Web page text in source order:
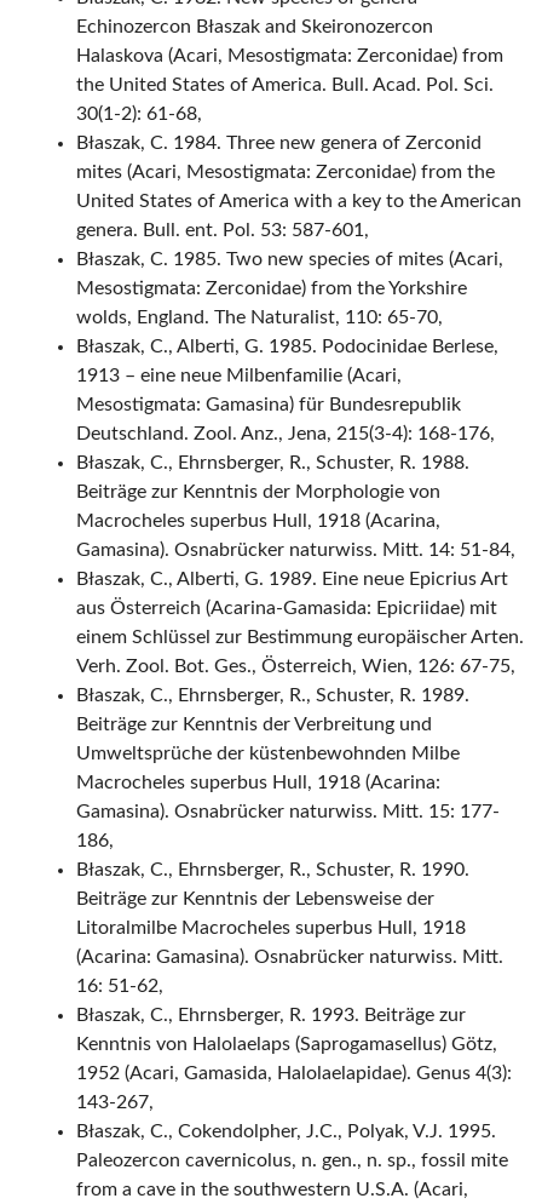
Echinozercon Błaszak and Skeironozercon
Halaskova (Acari, Mesostigmata: Zerconidae) from
the United States of America. Bull. Acad. Pol. Sci.
30(1-2): 61-68,
Błaszak, C. 1984. Three new genera of Zerconid
mites (Acari, Mesostigmata: Zerconidae) from the
United States of America with a key to the American
genera. Bull. ent. Pol. 53: 587-601,
Błaszak, C. 1985. Two new species of mites (Acari,
Mesostigmata: Zerconidae) from the Yorkshire
wolds, England. The Naturalist, 110: 65-70,
Błaszak, C., Alberti, G. 1985. Podocinidae Berlese,
1913 – eine neue Milbenfamilie (Acari,
Mesostigmata: Gamasina) für Bundesrepublik
Deutschland. Zool. Anz., Jena, 215(3-4): 168-176,
Błaszak, C., Ehrnsberger, R., Schuster, R. 1988.
Beiträge zur Kenntnis der Morphologie von
Macrocheles superbus Hull, 1918 (Acarina,
Gamasina). Osnabrücker naturwiss. Mitt. 14: 51-84,
Błaszak, C., Alberti, G. 1989. Eine neue Epicrius Art
aus Österreich (Acarina-Gamasida: Epicriidae) mit
einem Schlüssel zur Bestimmung europäischer Arten.
Verh. Zool. Bot. Ges., Österreich, Wien, 126: 67-75,
Błaszak, C., Ehrnsberger, R., Schuster, R. 1989.
Beiträge zur Kenntnis der Verbreitung und
Umweltsprüche der küstenbewohnden Milbe
Macrocheles superbus Hull, 1918 (Acarina:
Gamasina). Osnabrücker naturwiss. Mitt. 15: 177-
186,
Błaszak, C., Ehrnsberger, R., Schuster, R. 1990.
Beiträge zur Kenntnis der Lebensweise der
Litoralmilbe Macrocheles superbus Hull, 1918
(Acarina: Gamasina). Osnabrücker naturwiss. Mitt.
16: 51-62,
Błaszak, C., Ehrnsberger, R. 1993. Beiträge zur
Kenntnis von Halolaelaps (Saprogamasellus) Götz,
1952 (Acari, Gamasida, Halolaelapidae). Genus 4(3):
143-267,
Błaszak, C., Cokendolpher, J.C., Polyak, V.J. 1995.
Paleozercon cavernicolus, n. gen., n. sp., fossil mite
from a cave in the southwestern U.S.A. (Acari,